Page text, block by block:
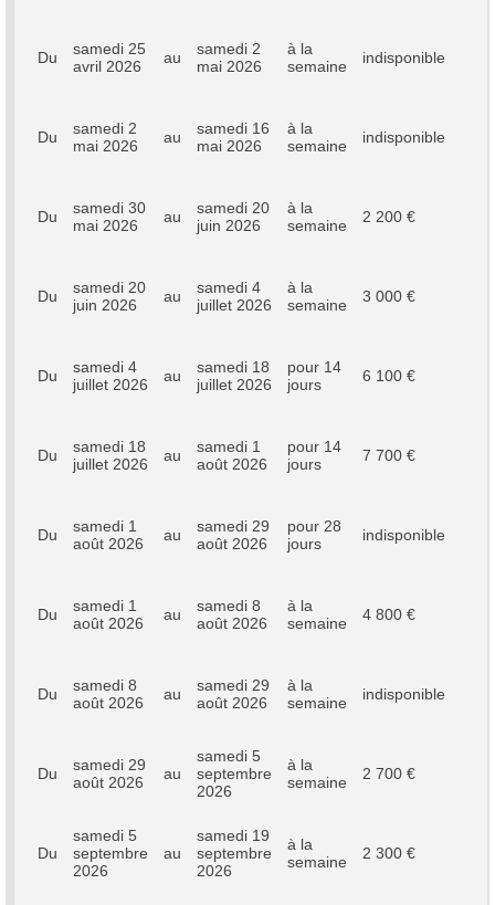
Du
samedi 25
avril 2026
au
samedi 2
mai 2026
à la
semaine
indisponible
Du
samedi 2
mai 2026
au
samedi 16
mai 2026
à la
semaine
indisponible
Du
samedi 30
mai 2026
au
samedi 20
juin 2026
à la
semaine
2 200 €
Du
samedi 20
juin 2026
au
samedi 4
juillet 2026
à la
semaine
3 000 €
Du
samedi 4
juillet 2026
au
samedi 18
juillet 2026
pour 14
jours
6 100 €
Du
samedi 18
juillet 2026
au
samedi 1
août 2026
pour 14
jours
7 700 €
Du
samedi 1
août 2026
au
samedi 29
août 2026
pour 28
jours
indisponible
Du
samedi 1
août 2026
au
samedi 8
août 2026
à la
semaine
4 800 €
Du
samedi 8
août 2026
au
samedi 29
août 2026
à la
semaine
indisponible
Du
samedi 29
août 2026
au
samedi 5
septembre
2026
à la
semaine
2 700 €
Du
samedi 5
septembre
2026
au
samedi 19
septembre
2026
à la
semaine
2 300 €